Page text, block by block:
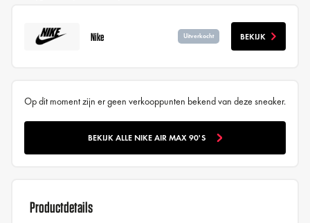
Nike Uitverkocht BEKIJK
Op dit moment zijn er geen verkooppunten bekend van deze sneaker.
BEKIJK ALLE NIKE AIR MAX 90'S
Productdetails